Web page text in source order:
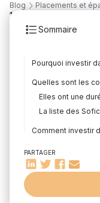
Blog Placements et
Sommaire
Pourquoi investir
Quelles sont les
Elles ont une
La liste des
Comment investir
Fiscalité du
Une réduction
Le report des
Quelles sont les
PARTAGER
12
cinéma
Rédigé parFlorian
Mis à jour le 30 juillet